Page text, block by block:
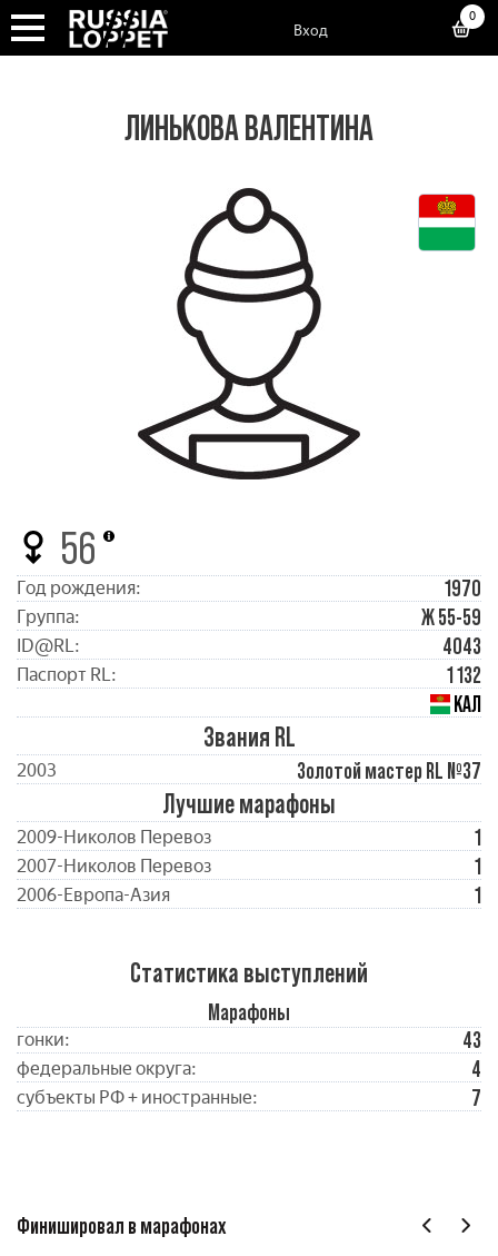
Вход
0
ЛИНЬКОВА ВАЛЕНТИНА
56
Год рождения: 1970
Группа: Ж 55-59
ID@RL: 4043
Паспорт RL:
1 132
КАЛ
Звания RL
2003 Золотой мастер RL №37
Лучшие марафоны
2009-Николов Перевоз 1
2007-Николов Перевоз 1
2006-Европа-Азия 1
Статистика выступлений
Марафоны
гонки: 43
федеральные округа: 4
субъекты РФ + иностранные: 7
Финишировал в марафонах